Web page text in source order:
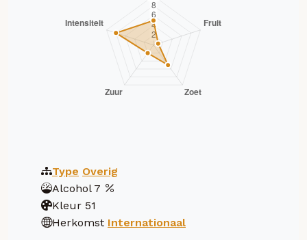
Type Overig
Alcohol 7
Kleur 51
Herkomst Internationaal